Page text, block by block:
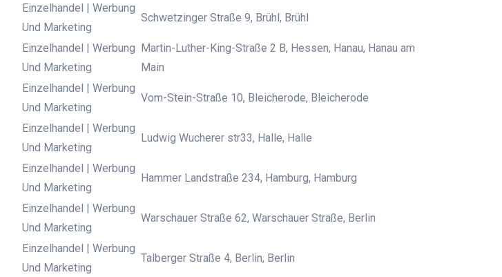
Einzelhandel | Werbung
Und Marketing
Schwetzinger Straße 9, Brühl, Brühl
Einzelhandel | Werbung
Und Marketing
Martin-Luther-King-Straße 2 B, Hessen, Hanau, Hanau am
Main
Einzelhandel | Werbung
Und Marketing
Vom-Stein-Straße 10, Bleicherode, Bleicherode
Einzelhandel | Werbung
Und Marketing
Ludwig Wucherer str33, Halle, Halle
Einzelhandel | Werbung
Und Marketing
Hammer Landstraße 234, Hamburg, Hamburg
Einzelhandel | Werbung
Und Marketing
Warschauer Straße 62, Warschauer Straße, Berlin
Einzelhandel | Werbung
Und Marketing
Talberger Straße 4, Berlin, Berlin